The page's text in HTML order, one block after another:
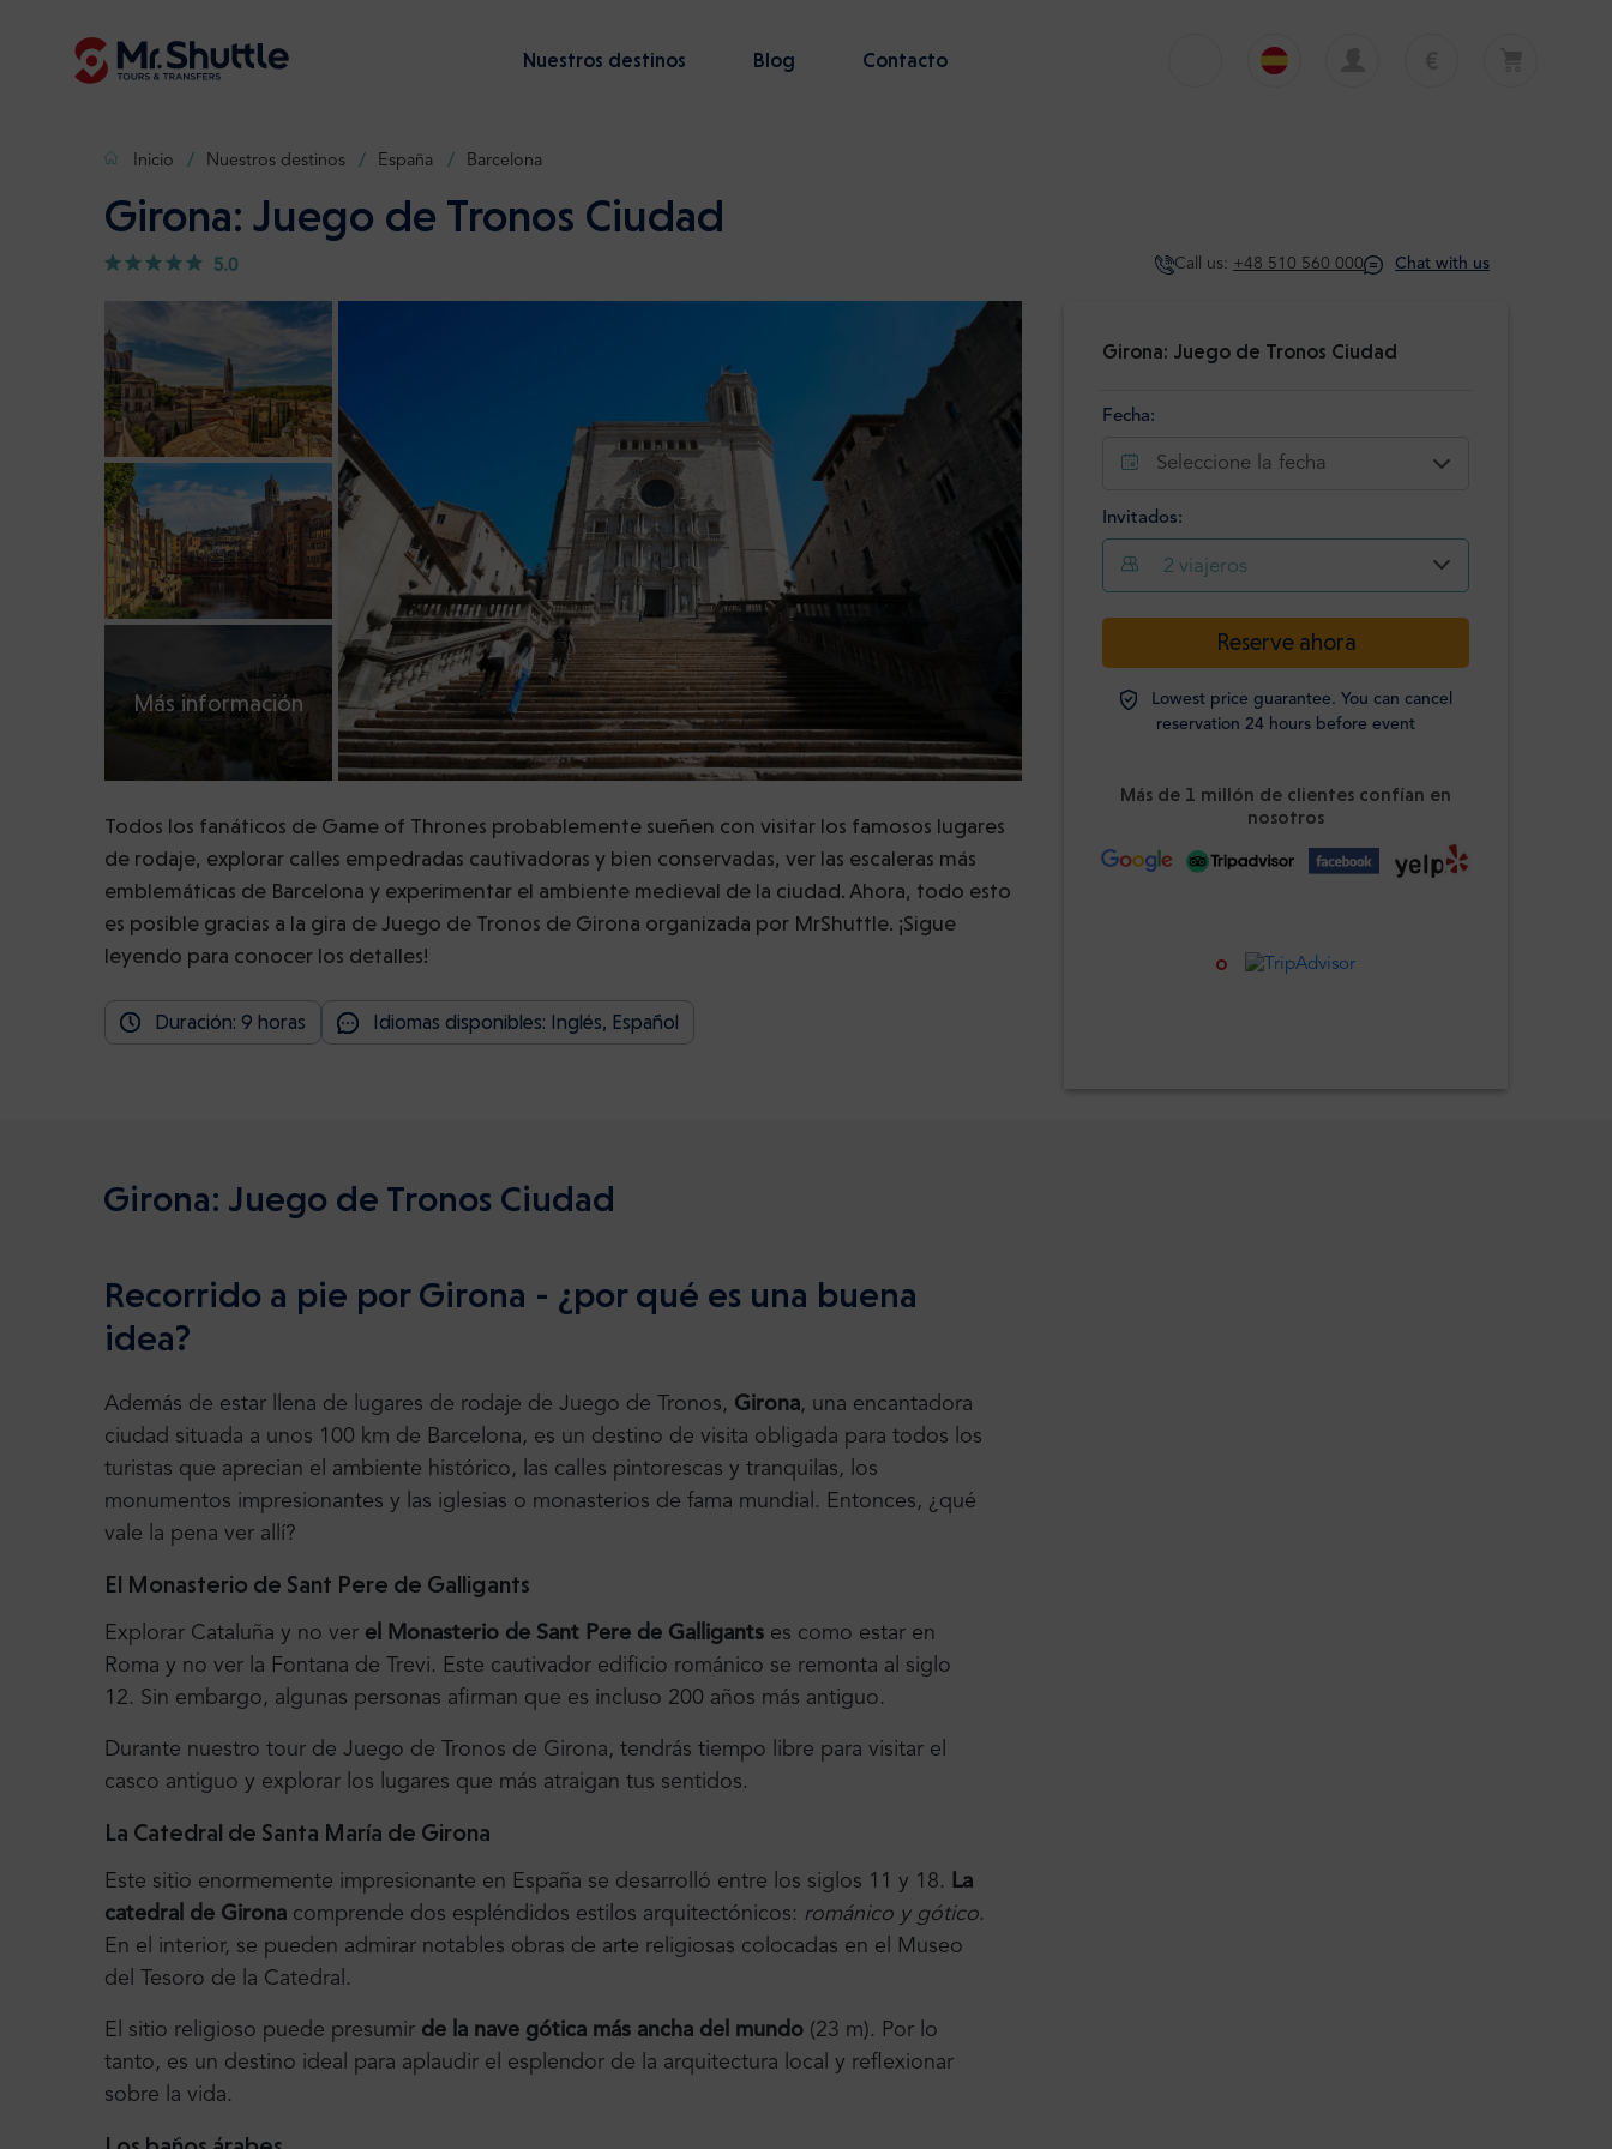
Nuestros destinos Blog Contacto
Italiano $
Inicio Nuestros destinos España Barcelona
Girona: Juego de Tronos Ciudad
5.0 Call us: +48 510 560 000 Chat with us
Más información
Todos los fanáticos de Game of Thrones probablemente sueñen con visitar los famosos lugares
de rodaje, explorar calles empedradas cautivadoras y bien conservadas, ver las escaleras más
emblemáticas de Barcelona y experimentar el ambiente medieval de la ciudad. Ahora, todo esto
es posible gracias a la gira de Juego de Tronos de Girona organizada por MrShuttle. ¡Sigue
leyendo para conocer los detalles!
Duración: 9 horas Idiomas disponibles: Inglés, Español
Girona: Juego de Tronos Ciudad
Fecha:
Seleccione la fecha
Invitados:
2 viajeros
-
Estudiantes
-
0-12 años
-
Reserve ahora
Lowest price guarantee. You can cancel
reservation 24 hours before event
Más de 1 millón de clientes confían en
nosotros
Girona: Juego de Tronos Ciudad
Recorrido a pie por Girona - ¿por qué es una buena
idea?
Además de estar llena de lugares de rodaje de Juego de Tronos, Girona, una encantadora
ciudad situada a unos 100 km de Barcelona, es un destino de visita obligada para todos los
turistas que aprecian el ambiente histórico, las calles pintorescas y tranquilas, los
monumentos impresionantes y las iglesias o monasterios de fama mundial. Entonces, ¿qué
vale la pena ver allí?
El Monasterio de Sant Pere de Galligants
Explorar Cataluña y no ver el Monasterio de Sant Pere de Galligants es como estar en
Roma y no ver la Fontana de Trevi. Este cautivador edificio románico se remonta al siglo
12. Sin embargo, algunas personas afirman que es incluso 200 años más antiguo.
Durante nuestro tour de Juego de Tronos de Girona, tendrás tiempo libre para visitar el
casco antiguo y explorar los lugares que más atraigan tus sentidos.
La Catedral de Santa María de Girona
Este sitio enormemente impresionante en España se desarrolló entre los siglos 11 y 18.
La
catedral de Girona comprende dos espléndidos estilos arquitectónicos: románico y gótico.
En el interior, se pueden admirar notables obras de arte religiosas colocadas en el Museo
del Tesoro de la Catedral.
El sitio religioso puede presumir de la nave gótica más ancha del mundo (23 m). Por lo
tanto, es un destino ideal para aplaudir el esplendor de la arquitectura local y reflexionar
sobre la vida.